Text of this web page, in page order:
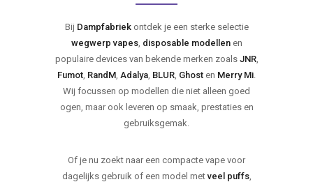
Bij Dampfabriekontdek je een sterke selectie
wegwerp vapes, disposable modellenen
populaire devices van bekende merken zoals JNR,
Fumot RandM Adalya BLUR Ghost en Merry Mi
Wij focussen op modellen die niet alleen goed
ogen, maar ook leveren op smaak, prestaties en
gebruiksgemak.
Of je nu zoekt naar een compacte vape voor
dagelijks gebruik of een model metveel puffs,